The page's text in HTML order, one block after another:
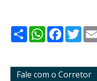
ShareWhatsApp
Fale com o Corretor